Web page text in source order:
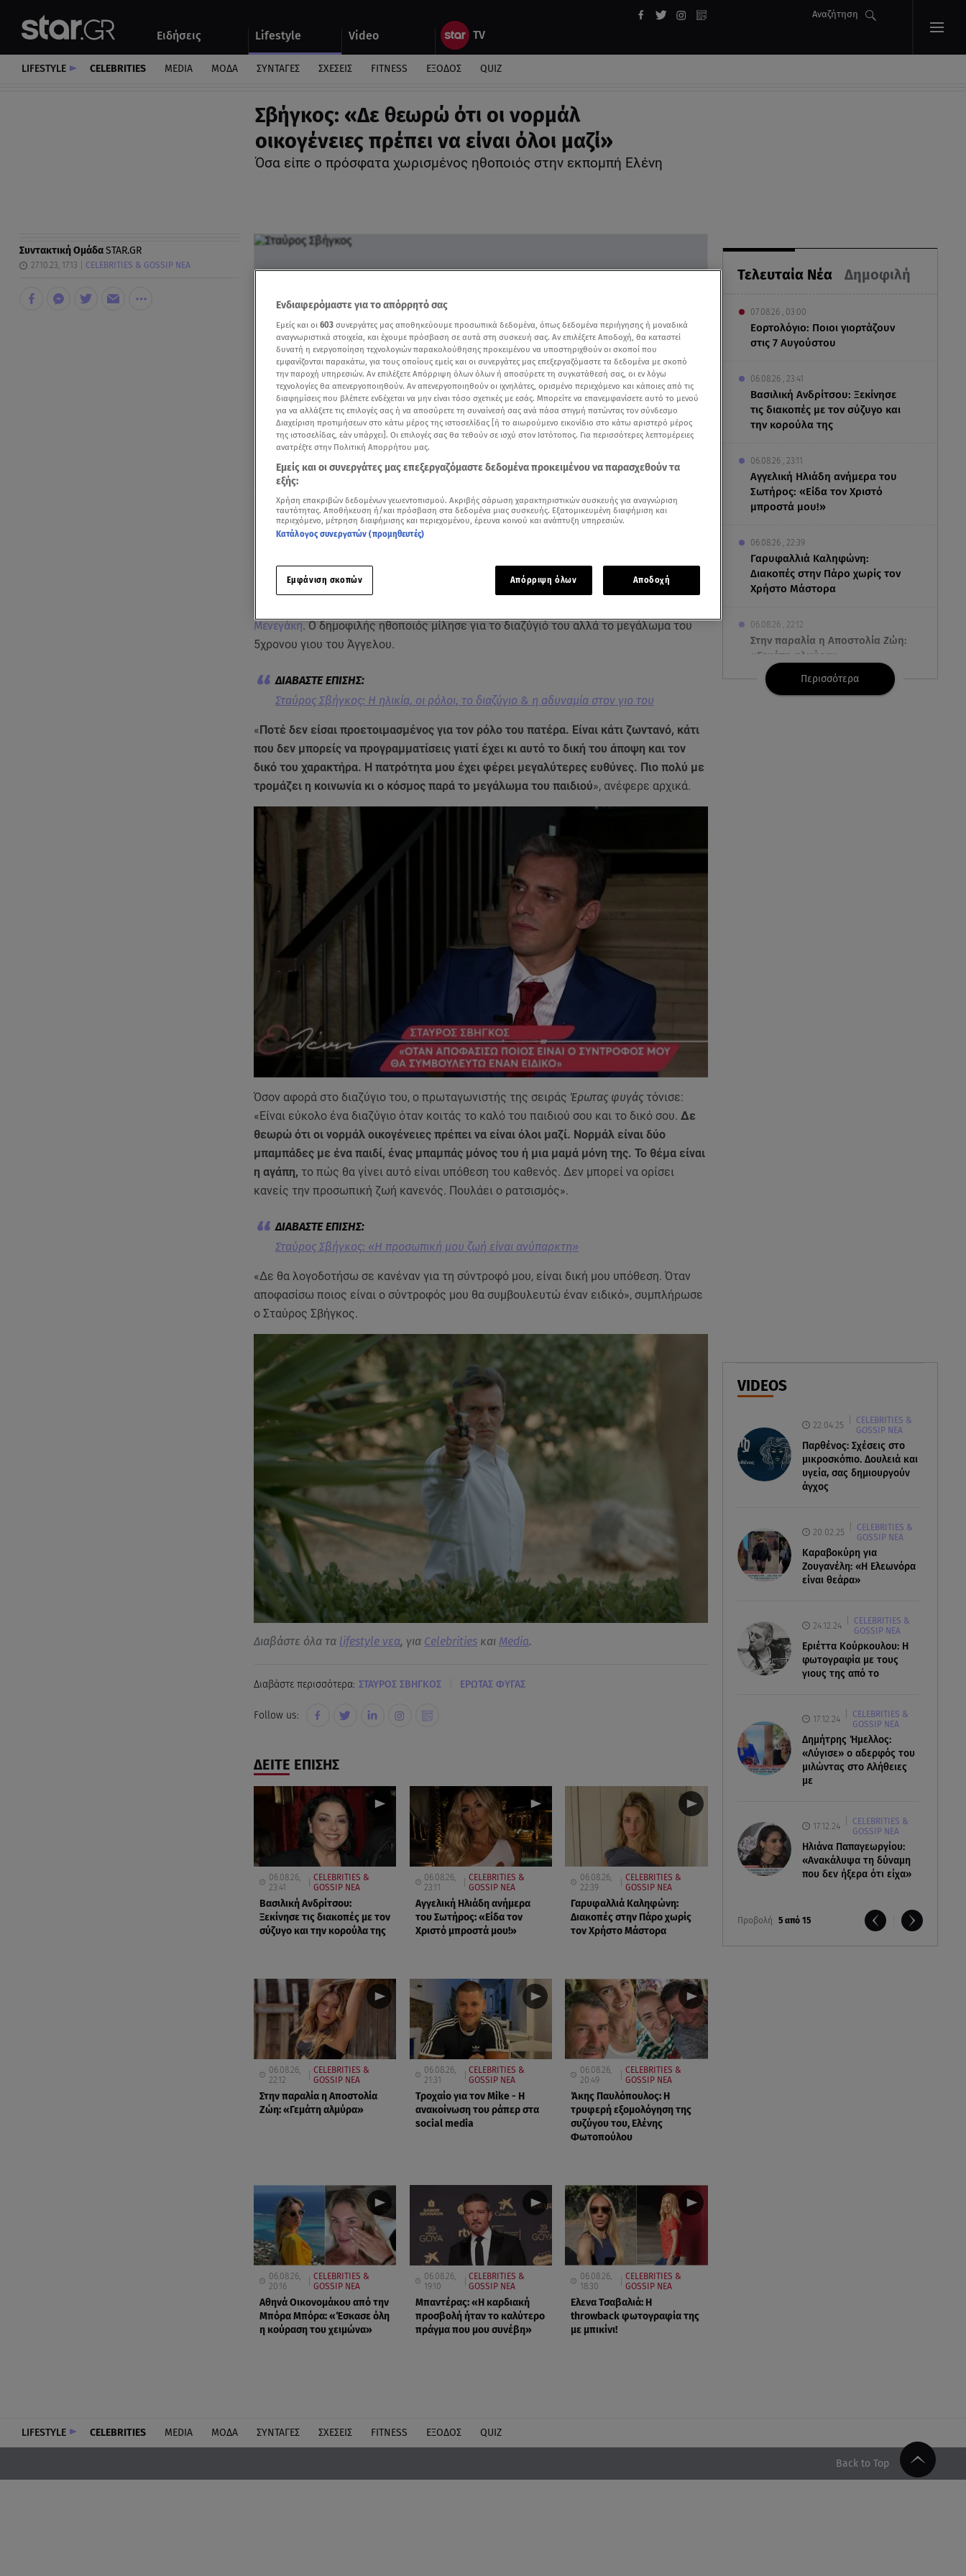
Ειδήσεις Lifestyle Video
Αναζήτηση
Αυτοκίνητο
LIFESTYLE CELEBRITIES MEDIA ΜΟΔΑ ΣΥΝΤΑΓΕΣ ΣΧΕΣΕΙΣ FITNESS ΕΞΟΔΟΣ QUIZ
Σβήγκος: «Δε θεωρώ ότι οι νορμάλ
οικογένειες πρέπει να είναι όλοι μαζί»
Όσα είπε ο πρόσφατα χωρισμένος ηθοποιός στην εκπομπή Ελένη
Τελευταία Νέα Δημοφιλή
07.08.26 , 03:00
Εορτολόγιο: Ποιοι γιορτάζουν
στις 7 Αυγούστου
06.08.26 , 23:41
Βασιλική Ανδρίτσου: Ξεκίνησε
τις διακοπές με τον σύζυγο και
την κορούλα της
06.08.26 , 23:11
Αγγελική Ηλιάδη ανήμερα του
Σωτήρος: «Είδα τον Χριστό
μπροστά μου!»
06.08.26 , 22:39
Γαρυφαλλιά Καληφώνη:
Διακοπές στην Πάρο χωρίς τον
Χρήστο Μάστορα
06.08.26 , 22:12
Στην παραλία η Αποστολία Ζώη:
«Γεμάτη αλμύρα»
06.08.26 , 22:10
Αθηνά Οικονομάκου από την
Μπόρα Μπόρα: «Έσκασε όλη η
κούραση του χειμώνα»
06.08.26 , 20:04
Σαμοθράκη: Συγκλονιστική
διάσωση 15χρονης από
δύσβατο φαράγγι
Περισσότερα
VIDEOS
22.04.25
CELEBRITIES &
GOSSIP ΝΕΑ
Παρθένος: Σχέσεις στο
μικροσκόπιο. Δουλειά και
υγεία, σας δημιουργούν
άγχος
20.02.25
CELEBRITIES &
GOSSIP ΝΕΑ
Καραβοκύρη για
Ζουγανέλη: «Η Ελεωνόρα
είναι θεάρα»
24.12.24
CELEBRITIES &
GOSSIP ΝΕΑ
Εριέττα Κούρκουλου: Η
φωτογραφία με τους
γιους της από το
17.12.24
CELEBRITIES &
GOSSIP ΝΕΑ
Δημήτρης Ήμελλος:
«Λύγισε» ο αδερφός του
μιλώντας στο Αλήθειες
με
17.12.24
CELEBRITIES &
GOSSIP ΝΕΑ
Ηλιάνα Παπαγεωργίου:
«Ανακάλυψα τη δύναμη
που δεν ήξερα ότι είχα»
Προβολή 5 από 15
Συντακτική ΟμάδαSTAR.GR
27.10.23, 17:13 CELEBRITIES & GOSSIP ΝΕΑ
Δείτε περισσότερα άρθρα μας στα αποτελέσματα αναζήτησης
Μενεγάκη. Ο δημοφιλής ηθοποιός μίλησε για το διαζύγιό του αλλά το μεγάλωμα του
5χρονου γιου του Άγγελου.
Σταύρος Σβήγκος: Η ηλικία, οι ρόλοι, το διαζύγιο & η αδυναμία στον γιο του
« Ποτέ δεν είσαι προετοιμασμένος για τον ρόλο του πατέρα. Είναι κάτι ζωντανό, κάτι
που δεν μπορείς να προγραμματίσεις γιατί έχει κι αυτό το δική του άποψη και τον
δικό του χαρακτήρα. Η πατρότητα μου έχει φέρει μεγαλύτερες ευθύνες. Πιο πολύ με
τρομάζει η κοινωνία κι ο κόσμος παρά το μεγάλωμα του παιδιού», ανέφερε αρχικά.
Όσον αφορά στο διαζύγιο του, ο πρωταγωνιστής της σειράς Έρωτας φυγάς τόνισε:
«Είναι εύκολο ένα διαζύγιο όταν κοιτάς το καλό του παιδιού σου και το δικό σου. Δε
θεωρώ ότι οι νορμάλ οικογένειες πρέπει να είναι όλοι μαζί. Νορμάλ είναι δύο
μπαμπάδες με ένα παιδί, ένας μπαμπάς μόνος του ή μια μαμά μόνη της. Το θέμα είναι
η αγάπη, το πώς θα γίνει αυτό είναι υπόθεση του καθενός. Δεν μπορεί να ορίσει
κανείς την προσωπική ζωή κανενός. Πουλάει ο ρατσισμός».
Σταύρος Σβήγκος: «Η προσωπική μου ζωή είναι ανύπαρκτη»
«Δε θα λογοδοτήσω σε κανέναν για τη σύντροφό μου, είναι δική μου υπόθεση. Όταν
αποφασίσω ποιος είναι ο σύντροφός μου θα συμβουλευτώ έναν ειδικό», συμπλήρωσε
ο Σταύρος Σβήγκος.
Διαβάστε όλα τα lifestyle νεα, για Celebritiesκαι Media.
Διαβάστε περισσότερα: ΣΤΑΥΡΟΣ ΣΒΗΓΚΟΣ ΕΡΩΤΑΣ ΦΥΓΑΣ
Follow us:
ΔΕΙΤΕ ΕΠΙΣΗΣ
06.08.26,
23:41
CELEBRITIES &
GOSSIP ΝΕΑ
Βασιλική Ανδρίτσου:
Ξεκίνησε τις διακοπές με τον
σύζυγο και την κορούλα της
06.08.26,
23:11
CELEBRITIES &
GOSSIP ΝΕΑ
Αγγελική Ηλιάδη ανήμερα
του Σωτήρος: «Είδα τον
Χριστό μπροστά μου!»
06.08.26,
22:39
CELEBRITIES &
GOSSIP ΝΕΑ
Γαρυφαλλιά Καληφώνη:
Διακοπές στην Πάρο χωρίς
τον Χρήστο Μάστορα
06.08.26,
22:12
CELEBRITIES &
GOSSIP ΝΕΑ
Στην παραλία η Αποστολία
Ζώη: «Γεμάτη αλμύρα»
06.08.26,
21:31
CELEBRITIES &
GOSSIP ΝΕΑ
Τροχαίο για τον Mike - Η
ανακοίνωση του ράπερ στα
social media
06.08.26,
20:49
CELEBRITIES &
GOSSIP ΝΕΑ
Άκης Παυλόπουλος: Η
τρυφερή εξομολόγηση της
συζύγου του, Ελένης
Φωτοπούλου
06.08.26,
20:16
CELEBRITIES &
GOSSIP ΝΕΑ
Αθηνά Οικονομάκου από την
Μπόρα Μπόρα: «Έσκασε όλη
η κούραση του χειμώνα»
06.08.26,
19:10
CELEBRITIES &
GOSSIP ΝΕΑ
Μπαντέρας: «Η καρδιακή
προσβολή ήταν το καλύτερο
πράγμα που μου συνέβη»
06.08.26,
18:30
CELEBRITIES &
GOSSIP ΝΕΑ
Ελενα Τσαβαλιά: Η
throwback φωτογραφία της
με μπικίνι!
LIFESTYLE CELEBRITIES MEDIA ΜΟΔΑ ΣΥΝΤΑΓΕΣ ΣΧΕΣΕΙΣ FITNESS ΕΞΟΔΟΣ QUIZ
Back to Top
Ενδιαφερόμαστε για το απόρρητό σας
Εμείς και οι 603 συνεργάτες μας αποθηκεύουμε προσωπικά δεδομένα, όπως δεδομένα περιήγησης ή μοναδικά
αναγνωριστικά στοιχεία, και έχουμε πρόσβαση σε αυτά στη συσκευή σας. Αν επιλέξετε Αποδοχή, θα καταστεί
δυνατή η ενεργοποίηση τεχνολογιών παρακολούθησης προκειμένου να υποστηριχθούν οι σκοποί που
εμφανίζονται παρακάτω, για τους οποίους εμείς και οι συνεργάτες μας επεξεργαζόμαστε τα δεδομένα με σκοπό
την παροχή υπηρεσιών. Αν επιλέξετε Απόρριψη όλων όλων ή αποσύρετε τη συγκατάθεσή σας, οι εν λόγω
τεχνολογίες θα απενεργοποιηθούν. Αν απενεργοποιηθούν οι ιχνηλάτες, ορισμένο περιεχόμενο και κάποιες από τις
διαφημίσεις που βλέπετε ενδέχεται να μην είναι τόσο σχετικές με εσάς. Μπορείτε να επανεμφανίσετε αυτό το μενού
για να αλλάξετε τις επιλογές σας ή να αποσύρετε τη συναίνεσή σας ανά πάσα στιγμή πατώντας τον σύνδεσμο
Διαχείριση προτιμήσεων στο κάτω μέρος της ιστοσελίδας [ή το αιωρούμενο εικονίδιο στο κάτω αριστερό μέρος
της ιστοσελίδας, εάν υπάρχει]. Οι επιλογές σας θα τεθούν σε ισχύ στον Ιστότοπος. Για περισσότερες λεπτομέρειες
ανατρέξτε στην Πολιτική Απορρήτου μας.
Εμείς και οι συνεργάτες μας επεξεργαζόμαστε δεδομένα προκειμένου να παρασχεθούν τα
εξής:
Χρήση επακριβών δεδομένων γεωεντοπισμού. Ακριβής σάρωση χαρακτηριστικών συσκευής για αναγνώριση
ταυτότητας. Αποθήκευση ή/και πρόσβαση στα δεδομένα μιας συσκευής. Εξατομικευμένη διαφήμιση και
περιεχόμενο, μέτρηση διαφήμισης και περιεχομένου, έρευνα κοινού και ανάπτυξη υπηρεσιών.
Κατάλογος συνεργατών (προμηθευτές)
Εμφάνιση σκοπών Απόρριψη όλων Αποδοχή